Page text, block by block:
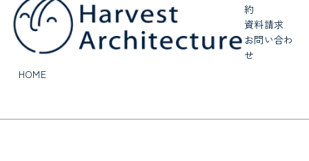
約
資料請求
お問い合わ
せ
HOME